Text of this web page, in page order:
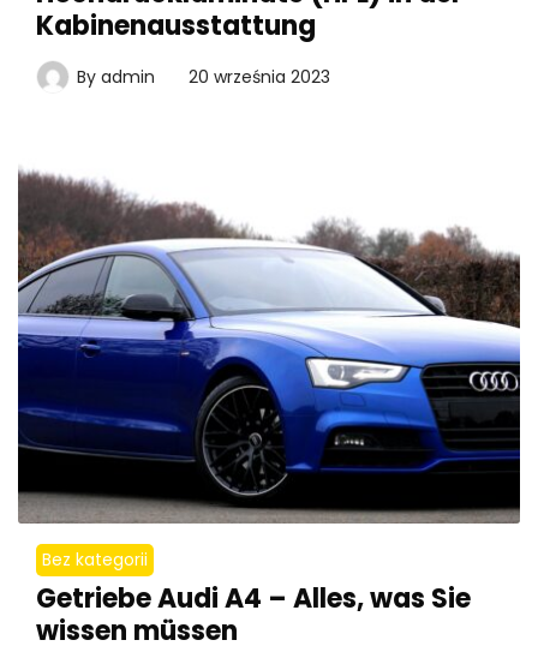
Kabinenausstattung
By admin 20 września 2023
Bez kategorii
Getriebe Audi A4 – Alles, was Sie
wissen müssen